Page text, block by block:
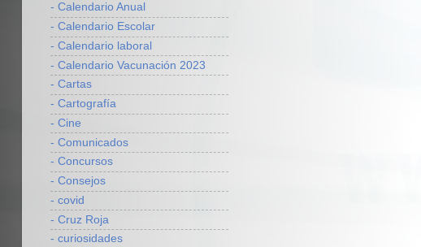
- Calendario Anual
- Calendario Escolar
- Calendario laboral
- Calendario Vacunación 2023
- Cartas
- Cartografía
- Cine
- Comunicados
- Concursos
- Consejos
- covid
- Cruz Roja
- curiosidades